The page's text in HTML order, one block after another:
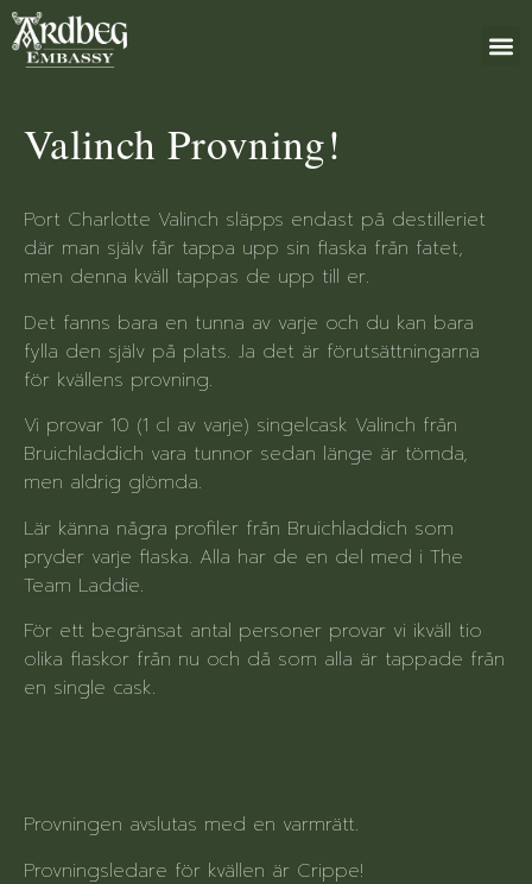
Valinch Provning!
Port Charlotte Valinch släpps endast på destilleriet
där man själv får tappa upp sin flaska från fatet,
men denna kväll tappas de upp till er.
Det fanns bara en tunna av varje och du kan bara
fylla den själv på plats. Ja det är förutsättningarna
för kvällens provning.
Vi provar 10 (1 cl av varje) singelcask Valinch från
Bruichladdich vara tunnor sedan länge är tömda,
men aldrig glömda.
Lär känna några profiler från Bruichladdich som
pryder varje flaska. Alla har de en del med i The
Team Laddie.
För ett begränsat antal personer provar vi ikväll tio
olika flaskor från nu och då som alla är tappade från
en single cask.
Provningen avslutas med en varmrätt.
Provningsledare för kvällen är Crippe!